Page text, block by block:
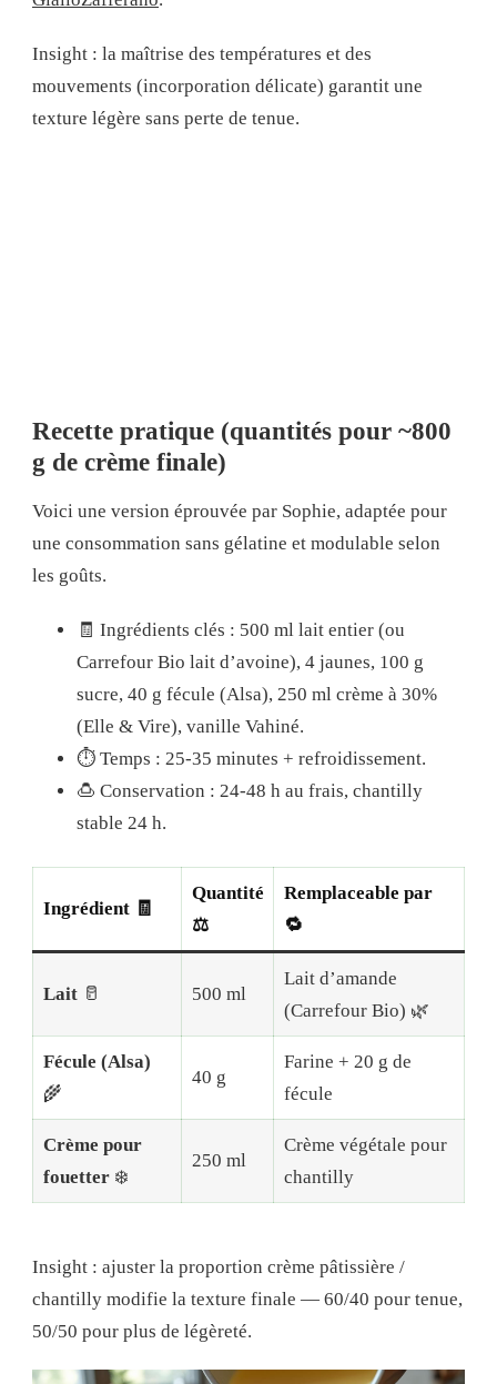
Insight : la maîtrise des températures et des
mouvements (incorporation délicate) garantit une
texture légère sans perte de tenue.
Recette pratique (quantités pour ~800
g de crème finale)
Voici une version éprouvée par Sophie, adaptée pour
une consommation sans gélatine et modulable selon
les goûts.
🧾 Ingrédients clés : 500 ml lait entier (ou
Carrefour Bio lait d’avoine), 4 jaunes, 100 g
sucre, 40 g fécule (Alsa), 250 ml crème à 30%
(Elle & Vire), vanille Vahiné.
⏱️ Temps : 25-35 minutes + refroidissement.
🍮 Conservation : 24-48 h au frais, chantilly
stable 24 h.
Ingrédient 🧾
Quantité
⚖️
Remplaceable par
🔁
Lait🥛 500 ml
Lait d’amande
(Carrefour Bio) 🌿
Fécule (Alsa)
🌾
40 g
Farine + 20 g de
fécule
Crème pour
fouetter❄️
250 ml
Crème végétale pour
chantilly
Insight : ajuster la proportion crème pâtissière /
chantilly modifie la texture finale — 60/40 pour tenue,
50/50 pour plus de légèreté.